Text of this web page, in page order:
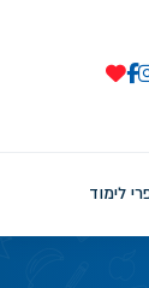
לימוד